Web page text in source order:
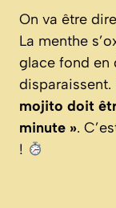
On va être
La menthe
glace fond en
disparaissent.
mojito doit
minute ».
!